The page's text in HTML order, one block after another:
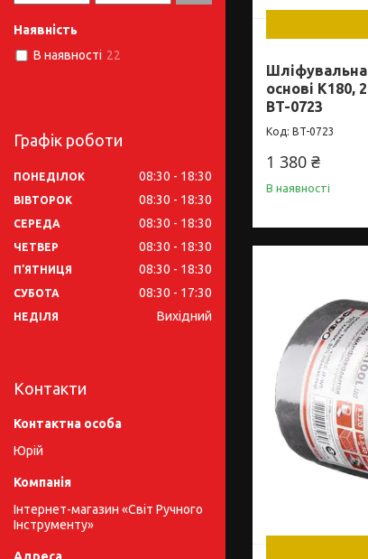
Шліфувальна
основі К180,
BT-0723
BT-0723
1 380 ₴
В наявності
Наявність
В наявності 22
Графік роботи
ПОНЕДІЛОК 08:30 18:30
ВІВТОРОК 08:30 18:30
СЕРЕДА 08:30 18:30
ЧЕТВЕР 08:30 18:30
ПʼЯТНИЦЯ 08:30 18:30
СУБОТА 08:30 17:30
НЕДІЛЯ Вихідний
Контакти
Юрій
Інтернет-магазин «Світ Ручного
Інструменту»